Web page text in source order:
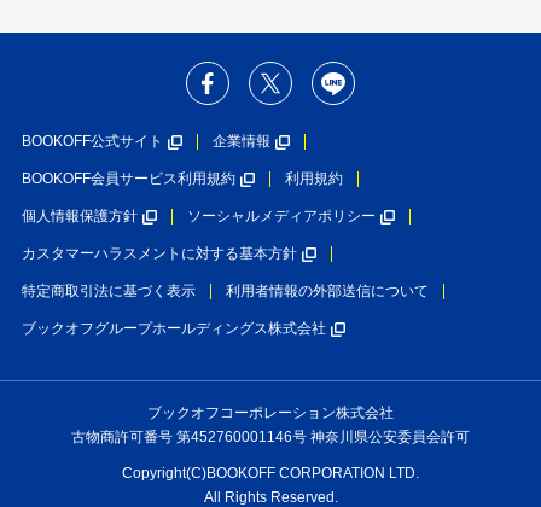
BOOKOFF公式サイト 企業情報
BOOKOFF会員サービス利用規約 利用規約
個人情報保護方針 ソーシャルメディアポリシー
カスタマーハラスメントに対する基本方針
特定商取引法に基づく表示 利用者情報の外部送信について
ブックオフグループホールディングス株式会社
ブックオフコーポレーション株式会社
古物商許可番号 第452760001146号 神奈川県公安委員会許可
Copyright(C)BOOKOFF CORPORATION LTD.
All Rights Reserved.